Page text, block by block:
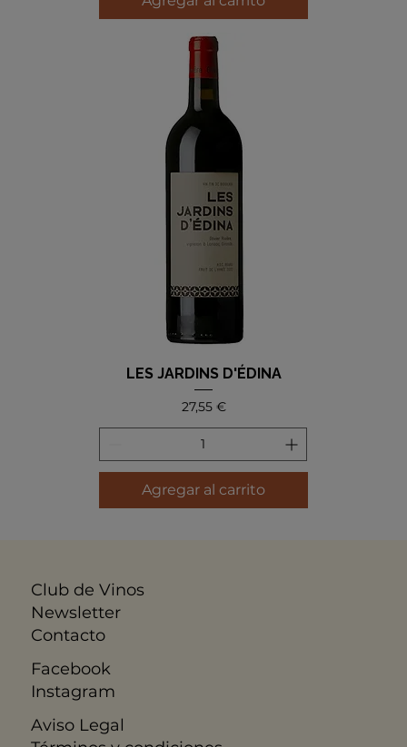
Club de Vinos
Newsletter
Contacto
Facebook
Instagram
Aviso Legal
LES JARDINS D'ÉDINA
Precio
27,55 €
Agregar al carrito